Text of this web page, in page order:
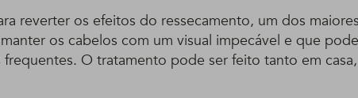
reverter os efeitos do ressecamento, um dos
os cabelos com um visual impecável e que
frequentes. O tratamento pode ser feito tanto em